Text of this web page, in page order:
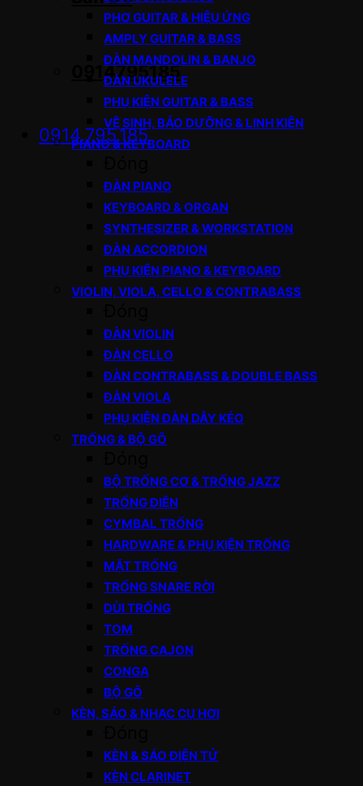
0914795185
0914.795.185
PHƠ GUITAR & HIỆU ỨNG
AMPLY GUITAR & BASS
ĐÀN MANDOLIN & BANJO
ĐÀN UKULELE
PHỤ KIỆN GUITAR & BASS
VỆ SINH, BẢO DƯỠNG & LINH KIỆN
PIANO & KEYBOARD
ĐÀN PIANO
KEYBOARD & ORGAN
SYNTHESIZER & WORKSTATION
ĐÀN ACCORDION
PHỤ KIỆN PIANO & KEYBOARD
VIOLIN, VIOLA, CELLO & CONTRABASS
ĐÀN VIOLIN
ĐÀN CELLO
ĐÀN CONTRABASS & DOUBLE BASS
ĐÀN VIOLA
PHỤ KIỆN ĐÀN DÂY KÉO
TRỐNG & BỘ GÕ
BỘ TRỐNG CƠ & TRỐNG JAZZ
TRỐNG ĐIỆN
CYMBAL TRỐNG
HARDWARE & PHỤ KIỆN TRỐNG
MẶT TRỐNG
TRỐNG SNARE RỜI
DÙI TRỐNG
TOM
TRỐNG CAJON
CONGA
BỘ GÕ
KÈN, SÁO & NHẠC CỤ HƠI
KÈN & SÁO ĐIỆN TỬ
KÈN CLARINET